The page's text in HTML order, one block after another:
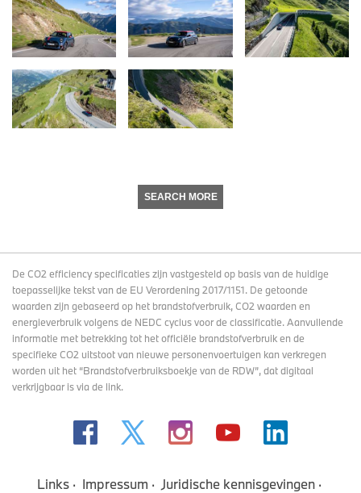
SEARCH MORE
De CO2 efficiency specificaties zijn vastgesteld op basis van de huidige
toepasselijke tekst van de EU Verordening 2017/1151. De getoonde
waarden zijn gebaseerd op het brandstofverbruik, CO2 waarden en
energieverbruik volgens de NEDC cyclus voor de classificatie. Aanvullende
informatie met betrekking tot het officiële brandstofverbruik en de
specifieke CO2 uitstoot van nieuwe personenvoertuigen kan verkregen
worden uit het “Brandstofverbruiksboekje van de RDW”, dat digitaal
verkrijgbaaris via de link.
Links Impressum
Juridische kennisgevingen